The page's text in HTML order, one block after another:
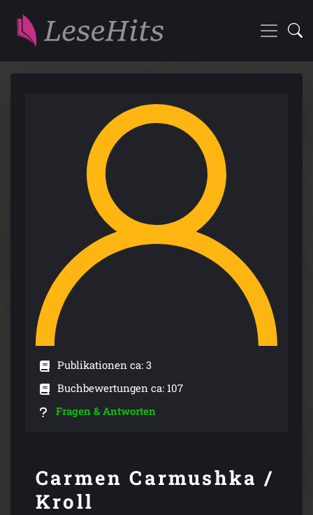
Publikationen ca: 3
Buchbewertungen ca: 107
Fragen & Antworten
Carmen Carmushka /
Kroll